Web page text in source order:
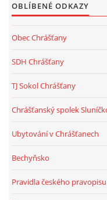
OBLÍBENÉ ODKAZY
Obec Chrášťany
SDH Chrášťany
TJ Sokol Chrášťany
Chrášťanský spolek
Ubytování v Chrášťanech
Bechyňsko
Pravidla českého pravopisu